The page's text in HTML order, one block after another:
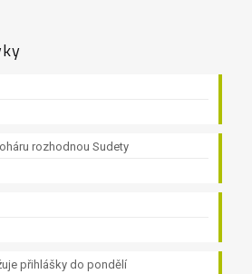
rozhodnou Sudety
přihlášky do pondělí